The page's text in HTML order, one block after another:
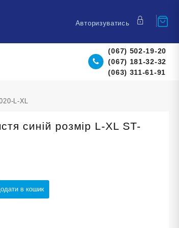
Авторизуватись
(067) 502-19-20
(067) 181-32-32
(063) 311-61-91
L-XL
синій розмір L-XL ST-
в кошик